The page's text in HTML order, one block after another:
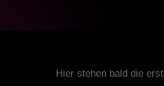
Hier stehen bald die